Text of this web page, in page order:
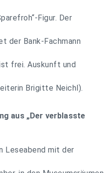
Figur. Der
der Bank-Fachmann
frei. Auskunft und
Brigitte Neichl).
aus „Der verblasste
Leseabend mit der